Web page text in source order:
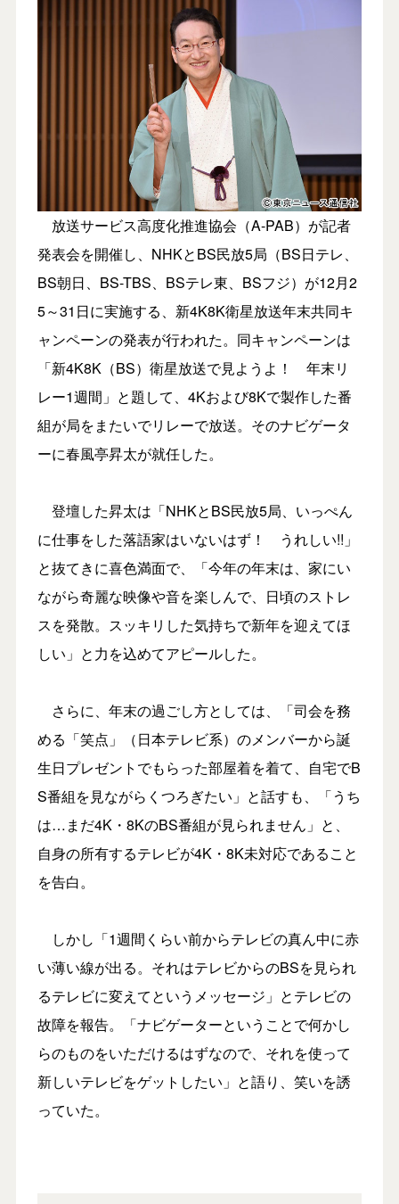
放送サービス高度化推進協会（A-PAB）が記者
発表会を開催し、NHKとBS民放5局（BS日テレ、
BS朝日、BS-TBS、BSテレ東、BSフジ）が12月2
5～31日に実施する、新4K8K衛星放送年末共同キ
ャンペーンの発表が行われた。同キャンペーンは
「新4K8K（BS）衛星放送で見ようよ！ 年末リ
レー1週間」と題して、4Kおよび8Kで製作した番
組が局をまたいでリレーで放送。そのナビゲータ
ーに春風亭昇太が就任した。
登壇した昇太は「NHKとBS民放5局、いっぺん
に仕事をした落語家はいないはず！ うれしい!!」
と抜てきに喜色満面で、「今年の年末は、家にい
ながら奇麗な映像や音を楽しんで、日頃のストレ
スを発散。スッキリした気持ちで新年を迎えてほ
しい」と力を込めてアピールした。
さらに、年末の過ごし方としては、「司会を務
める「笑点」（日本テレビ系）のメンバーから誕
生日プレゼントでもらった部屋着を着て、自宅でB
S番組を見ながらくつろぎたい」と話すも、「うち
は…まだ4K・8KのBS番組が見られません」と、
自身の所有するテレビが4K・8K未対応であること
を告白。
しかし「1週間くらい前からテレビの真ん中に赤
い薄い線が出る。それはテレビからのBSを見られ
るテレビに変えてというメッセージ」とテレビの
故障を報告。「ナビゲーターということで何かし
らのものをいただけるはずなので、それを使って
新しいテレビをゲットしたい」と語り、笑いを誘
っていた。